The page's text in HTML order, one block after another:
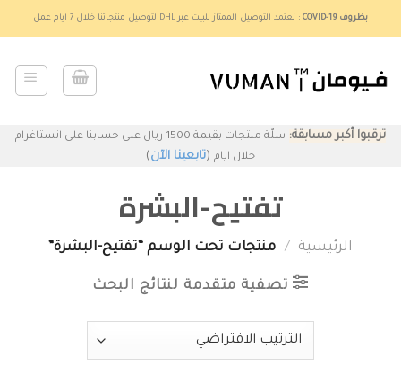
to
بظروف COVID-19 : نعتمد التوصيل الممتاز للبيت عبر DHL لتوصيل منتجاتنا خلال 7 ايام عمل
ترقبوا أكبر مسابقة:
سلّة منتجات بقيمة 1500 ريال على حسابنا على انستاغرام
خلال ايام (تابعينا الآن )
تفتيح-البشرة
الرئيسية / منتجات تحت الوسم “تفتيح-البشرة”
تصفية متقدمة لنتائج البحث